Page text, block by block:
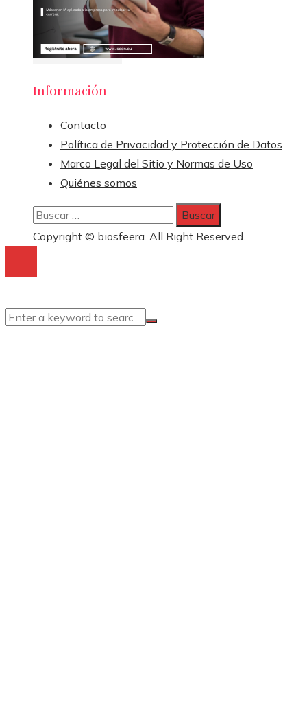
Información
Contacto
Política de Privacidad y Protección de Datos
Marco Legal del Sitio y Normas de Uso
Quiénes somos
Buscar:
Copyright © biosfeera. All Right Reserved.